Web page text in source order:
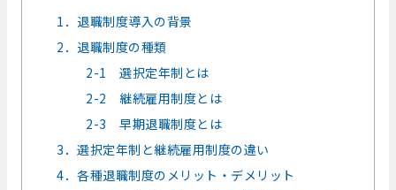
1．退職制度導入の背景
2．退職制度の種類
2-1 選択定年制とは
2-2 継続雇用制度とは
2-3 早期退職制度とは
3．選択定年制と継続雇用制度の違い
4．各種退職制度のメリット・デメリット